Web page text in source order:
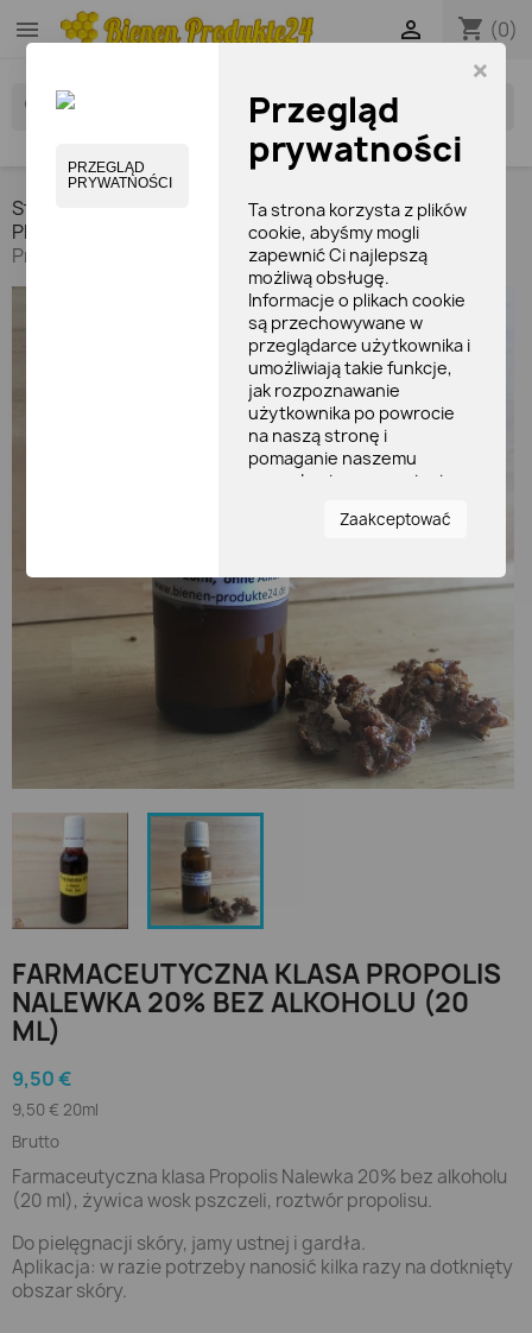
×
PRZEGLĄD
PRYWATNOŚCI
Przegląd
prywatności
Ta strona korzysta z plików
cookie, abyśmy mogli
zapewnić Ci najlepszą
możliwą obsługę.
Informacje o plikach cookie
są przechowywane w
przeglądarce użytkownika i
umożliwiają takie funkcje,
jak rozpoznawanie
użytkownika po powrocie
na naszą stronę i
pomaganie naszemu
zespołowi w zrozumieniu,
niego najbardziej
Można dostosować
wszystkie ustawienia
ciasteczek przechodząc
wypustki na lewym
skrzydle.
Zaakceptować
 shopping_cart (0)

search
Strona główna
PRODUKTY PSZCZELARSKIE
PRODUKTY Z PROPOLISEM
Farmaceutyczna klasa
Propolis Nalewka 20% bez alkoholu (20 ml)
FARMACEUTYCZNA KLASA PROPOLIS
NALEWKA 20% BEZ ALKOHOLU (20
ML)
9,50 €
9,50 € 20ml
Brutto
Farmaceutyczna klasa Propolis Nalewka 20% bez alkoholu
(20 ml), żywica wosk pszczeli, roztwór propolisu.
Do pielęgnacji skóry, jamy ustnej i gardła.
Aplikacja: w razie potrzeby nanosić kilka razy na dotknięty
obszar skóry.